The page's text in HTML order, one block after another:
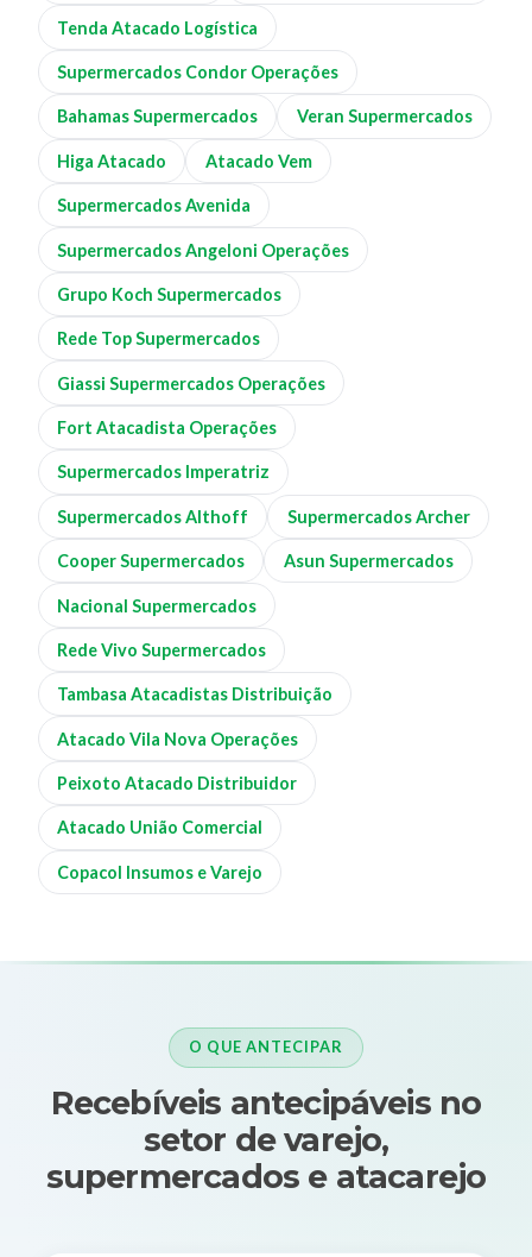
Tenda Atacado Logística
Supermercados Condor Operações
Bahamas Supermercados Veran Supermercados
Higa Atacado Atacado Vem
Supermercados Avenida
Supermercados Angeloni Operações
Grupo Koch Supermercados
Rede Top Supermercados
Giassi Supermercados Operações
Fort Atacadista Operações
Supermercados Imperatriz
Supermercados Althoff Supermercados Archer
Cooper Supermercados Asun Supermercados
Nacional Supermercados
Rede Vivo Supermercados
Tambasa Atacadistas Distribuição
Atacado Vila Nova Operações
Peixoto Atacado Distribuidor
Atacado União Comercial
Copacol Insumos e Varejo
O QUE ANTECIPAR
Recebíveis antecipáveis no
setor de varejo,
supermercados e atacarejo